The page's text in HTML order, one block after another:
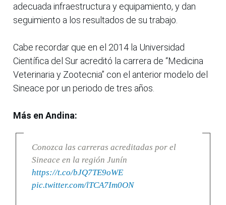
adecuada infraestructura y equipamiento, y dan
seguimiento a los resultados de su trabajo.
Cabe recordar que en el 2014 la Universidad
Científica del Sur acreditó la carrera de “Medicina
Veterinaria y Zootecnia” con el anterior modelo del
Sineace por un periodo de tres años.
Más en Andina:
Conozca las carreras acreditadas por el
Sineace en la región Junín
https://t.co/bJQ7TE9oWE
pic.twitter.com/lTCA7Im0ON